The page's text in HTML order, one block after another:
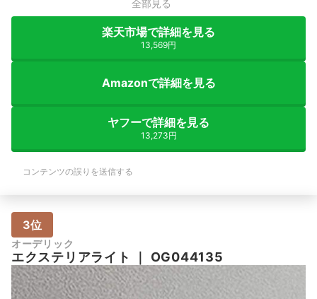
全部見る
楽天市場で詳細を見る
13,569円
Amazonで詳細を見る
ヤフーで詳細を見る
13,273円
コンテンツの誤りを送信する
3位
オーデリック
エクステリアライト OG044135